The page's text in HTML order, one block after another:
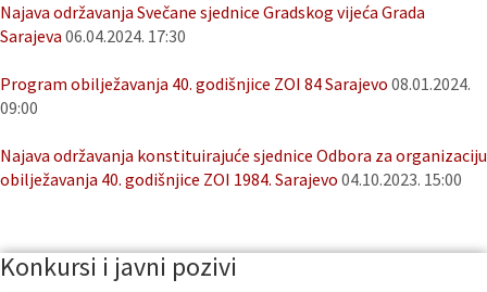
Najava održavanja Svečane sjednice Gradskog vijeća Grada
Sarajeva 06.04.2024. 17:30
Program obilježavanja 40. godišnjice ZOI 84 Sarajevo 08.01.2024.
09:00
Najava održavanja konstituirajuće sjednice Odbora za organizaciju
obilježavanja 40. godišnjice ZOI 1984. Sarajevo 04.10.2023. 15:00
Konkursi i javni pozivi